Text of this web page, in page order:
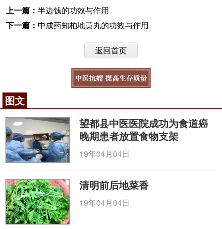
上一篇： 半边钱的功效与作用
下一篇： 中成药知柏地黄丸的功效与作用
返回首页
图文
望都县中医医院成功为食道癌
晚期患者放置食物支架
19年04月04日
清明前后地菜香
19年04月04日